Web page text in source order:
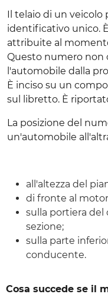
Il telaio di un
identificativo unico.
attribuite al
Questo numero non
l'automobile dalla
È inciso su un
sul libretto. È
La posizione del
un'automobile
all'altezza del
di fronte al
sulla portiera del
sezione;
sulla parte
conducente.
Cosa succede se il